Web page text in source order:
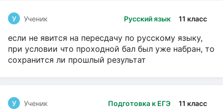
Русский язык 11 класс
У Ученик
если не явится на пересдачу по русскому языку,
при условии что проходной бал был уже набран, то
сохранится ли прошлый результат
Подготовка к ЕГЭ 11 класс
У Ученик